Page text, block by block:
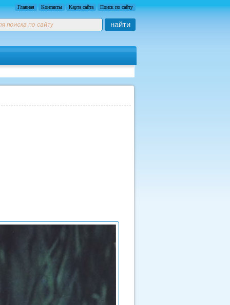
Главная Контакты Карта сайта Поиск по сайту
найти